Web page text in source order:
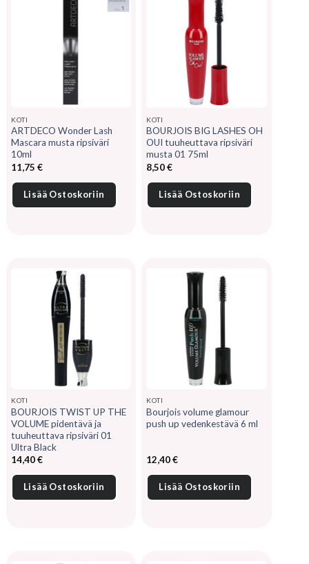
KOTI
ARTDECO Wonder Lash
Mascara musta ripsiväri
10ml
11,75 €
Lisää Ostoskoriin
KOTI
BOURJOIS BIG LASHES OH
OUI tuuheuttava ripsiväri
musta 01 75ml
8,50€
Lisää Ostoskoriin
KOTI
BOURJOIS TWIST UP THE
VOLUME pidentävä ja
tuuheuttava ripsiväri 01
Ultra Black
14,40€
Lisää Ostoskoriin
KOTI
Bourjois volume glamour
push up vedenkestävä 6 ml
12,40€
Lisää Ostoskoriin